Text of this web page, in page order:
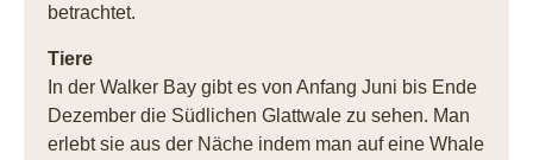
betrachtet.
Tiere
In der Walker Bay gibt es von Anfang Juni bis Ende
Dezember die Südlichen Glattwale zu sehen. Man
erlebt sie aus der Näche indem man auf eine Whale